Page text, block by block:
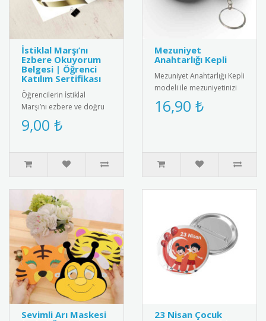
İstiklal Marşı’nı
Ezbere Okuyorum
Belgesi | Öğrenci
Katılım Sertifikası
Öğrencilerin İstiklal
Marşı’nı ezbere ve doğru
şekilde okumalarını teşvik
etmek amacıyla hazırlanan
9,00 ₺
Mezuniyet
Anahtarlığı Kepli
Mezuniyet Anahtarlığı Kepli
modeli ile mezuniyetinizi
unutulmaz kılın! Şık
tasarımıyla yıllarca sakl..
16,90 ₺
Sevimli Arı Maskesi
23 Nisan Çocuk